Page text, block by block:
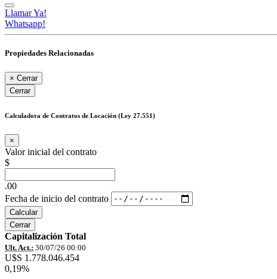
Llamar Ya!
Whatsapp!
Propiedades Relacionadas
× Cerrar
Cerrar
Calculadora de Contratos de Locación (Ley 27.551)
×
Valor inicial del contrato
$
.00
Fecha de inicio del contrato
Calcular
Cerrar
Capitalización Total
Ult. Act.: 30/07/26 00:00
U$S 1.778.046.454
0,19%